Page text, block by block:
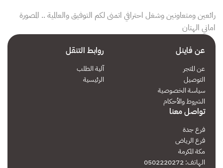
رائعين ومتعاونين وشغل احترافي اتمنى لكم التوفيق والعالمية .. المصورة
اماني الهتان
عن فاينل
عن المتجر
التوصيل
سياسة الخصوصية
الشروط والأحكام
روابط التنقل
آلية الطلب
الرئيسية
تواصل معنا
فرع جدة
فرع الرياض
مكة المكرمة
الهاتف: 0502220272